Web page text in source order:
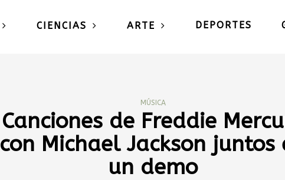
CIENCIAS ARTE DEPORTES
MÚSICA
Canciones de Freddie
con Michael Jackson juntos
un demo